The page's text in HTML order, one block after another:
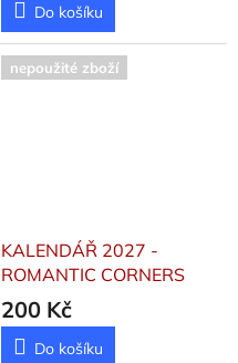
Do košíku
nepoužité zboží
KALENDÁŘ 2027 -
ROMANTIC CORNERS
200 Kč
Do košíku